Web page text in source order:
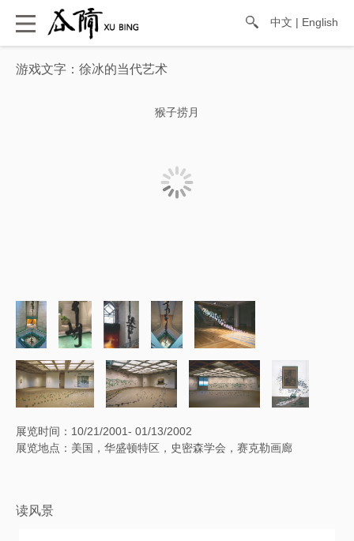
中文 | English
游戏文字：徐冰的当代艺术
猴子捞月
展览时间：10/21/2001- 01/13/2002
展览地点：美国，华盛顿特区，史密森学会，赛克勒画廊
读风景